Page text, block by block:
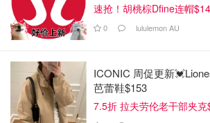
速抢！胡桃棕Dfine连帽
0 lululemon AU
ICONIC 周促更新
芭蕾鞋$153
7.5折 拉夫劳伦老干部夹